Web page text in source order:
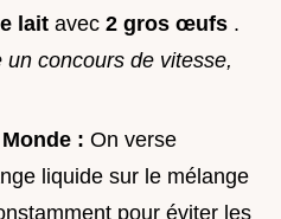
lait avec 2 gros œufs .
concours de vitesse,
: On verse
liquide sur le mélange
pour éviter les